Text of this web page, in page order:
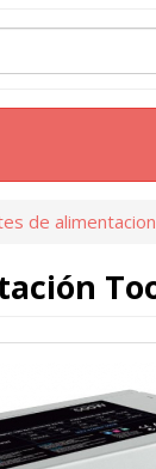
de alimentacion